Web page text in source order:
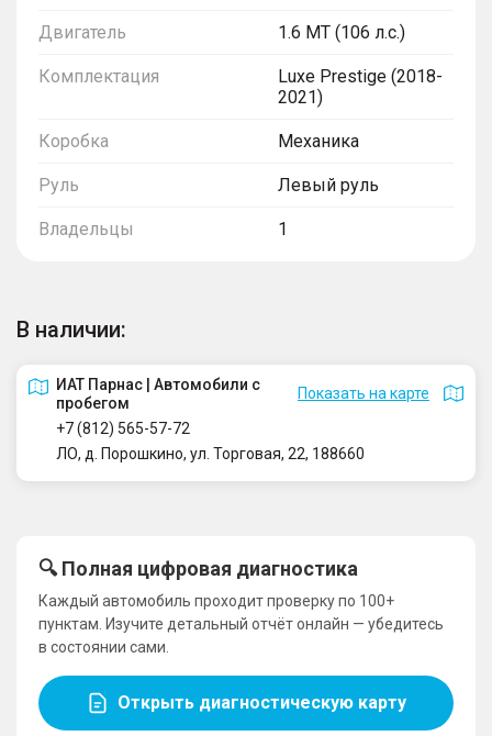
Двигатель 1.6 MT (106 л.с.)
Комплектация
Luxe Prestige (2018-
2021)
Коробка Механика
Руль Левый руль
Владельцы 1
В наличии:
ИАТ Парнас | Автомобили с
пробегом
Показать на карте
+7 (812) 565-57-72
ЛО, д. Порошкино, ул. Торговая, 22, 188660
🔍 Полная цифровая диагностика
Каждый автомобиль проходит проверку по 100+
пунктам. Изучите детальный отчёт онлайн — убедитесь
в состоянии сами.
Открыть диагностическую карту